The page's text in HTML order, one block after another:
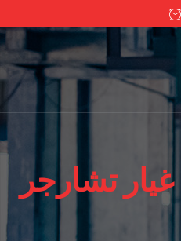
تشارجر